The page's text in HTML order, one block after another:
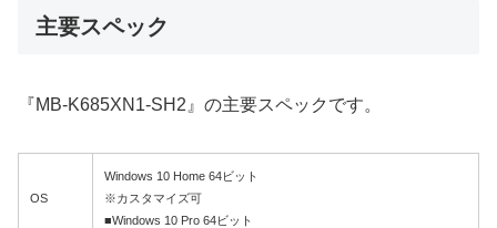
主要スペック
『MB-K685XN1-SH2』の主要スペックです。
OS
Windows 10 Home 64ビット
※カスタマイズ可
■Windows 10 Pro 64ビット